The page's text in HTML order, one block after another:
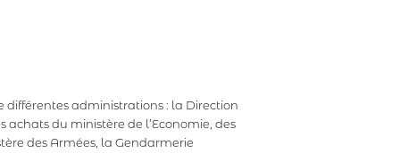
différentes administrations : la Direction
du ministère de l’Economie, des
des Armées, la Gendarmerie